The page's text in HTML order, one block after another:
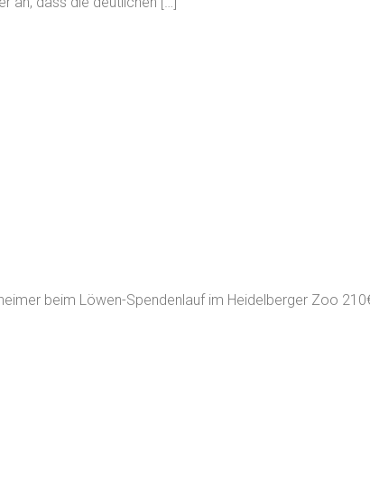
beim Löwen-Spendenlauf im Heidelberger Zoo